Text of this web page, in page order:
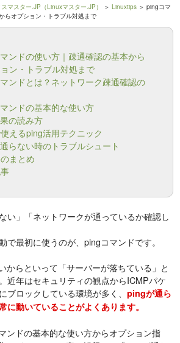
マスター.JP（Linuxマスター.JP） ＞Linuxtips ＞ pingコマ
らオプション・トラブル対処まで
ンドの使い方｜疎通確認の基本から
ン・トラブル対処まで
ンドとは？ネットワーク疎通確認の
ンドの基本的な使い方
の読み方
えるping活用テクニック
らない時のトラブルシュート
まとめ
い」「ネットワークが通っているか確認し
で最初に使うのが、pingコマンドです。
からといって「サーバーが落ちている」と
近年はセキュリティの観点からICMPパケ
ブロックしている環境が多く、pingが通ら
に動いていることがよくあります。
ンドの基本的な使い方からオプション指